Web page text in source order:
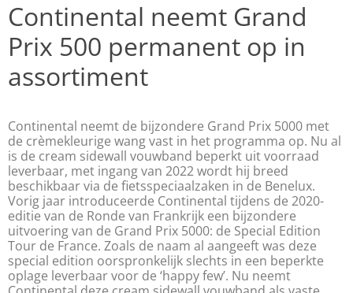
Continental neemt Grand
Prix 500 permanent op in
assortiment
Continental neemt de bijzondere Grand Prix 5000 met
de crèmekleurige wang vast in het programma op. Nu al
is de cream sidewall vouwband beperkt uit voorraad
leverbaar, met ingang van 2022 wordt hij breed
beschikbaar via de fietsspeciaalzaken in de Benelux.
Vorig jaar introduceerde Continental tijdens de 2020-
editie van de Ronde van Frankrijk een bijzondere
uitvoering van de Grand Prix 5000: de Special Edition
Tour de France. Zoals de naam al aangeeft was deze
special edition oorspronkelijk slechts in een beperkte
oplage leverbaar voor de ‘happy few’. Nu neemt